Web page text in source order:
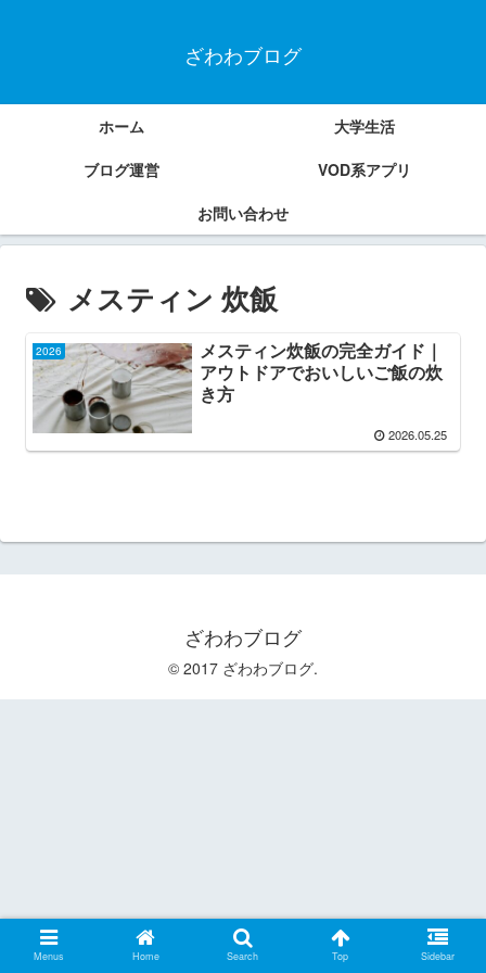
ざわわブログ
ホーム
大学生活
ブログ運営
VOD系アプリ
お問い合わせ
メスティン 炊飯
2026
メスティン炊飯の完全ガイド｜
アウトドアでおいしいご飯の炊
き方
2026.05.25
ざわわブログ
© 2017 ざわわブログ.
Menus Home Search Top Sidebar